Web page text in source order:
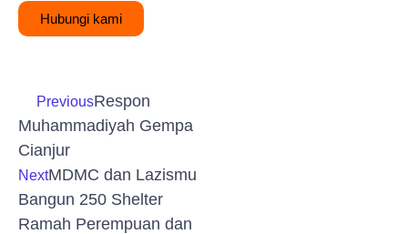
Hubungi kami
PreviousRespon
Muhammadiyah Gempa
Cianjur
NextMDMC dan Lazismu
Bangun 250 Shelter
Ramah Perempuan dan